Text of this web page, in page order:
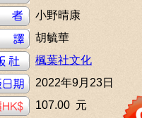
小野晴康
胡毓華
楓葉社文化
2022年9月23日
107.00 元